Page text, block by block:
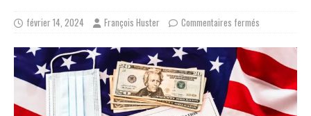
février 14, 2024 François Huster Commentaires fermés